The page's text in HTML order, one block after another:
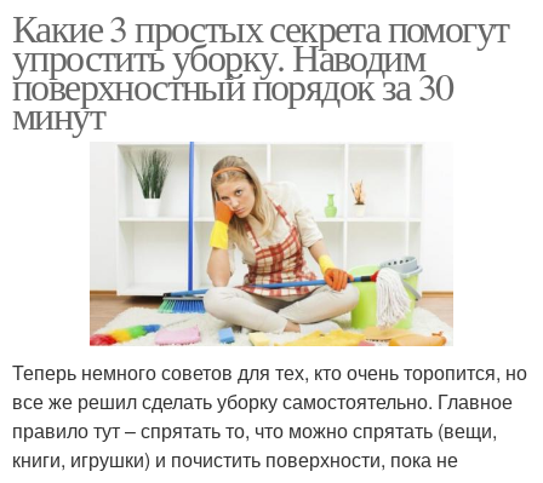
Какие 3 простых секрета помогут
упростить уборку. Наводим
поверхностный порядок за 30
минут
Теперь немного советов для тех, кто очень торопится, но
все же решил сделать уборку самостоятельно. Главное
правило тут – спрятать то, что можно спрятать (вещи,
книги, игрушки) и почистить поверхности, пока не